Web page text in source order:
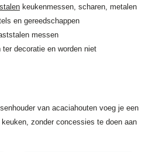
keukenmessen, scharen, metalen
en gereedschappen
messen
decoratie en worden niet
van acaciahouten voeg je een
zonder concessies te doen aan